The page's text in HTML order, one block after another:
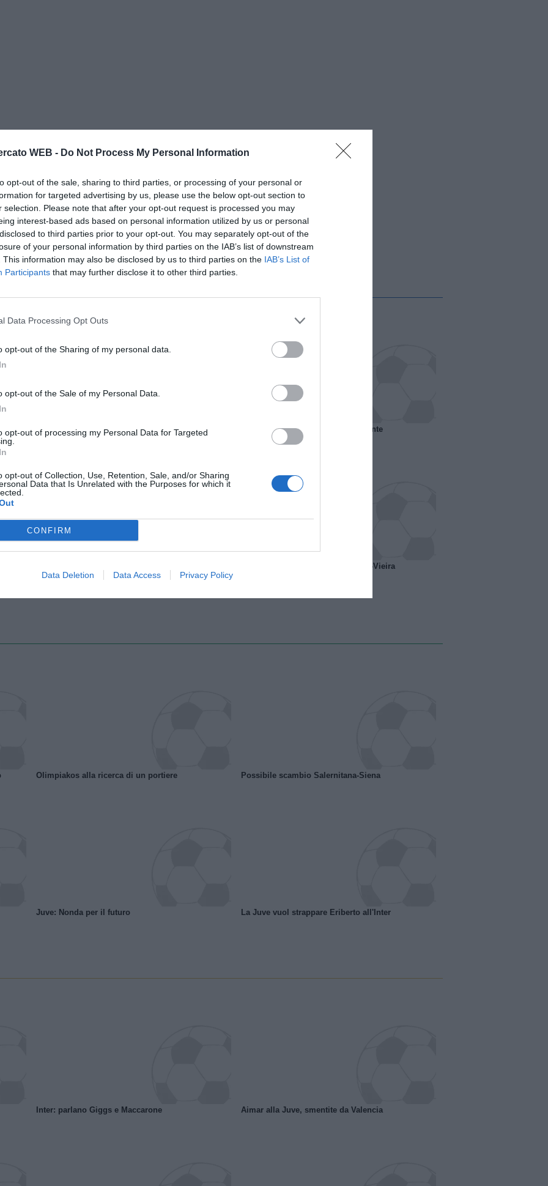
WEB - Do Not Process My Personal Information
opt-out of the sale, sharing to third parties, or processing of your personal or
for targeted advertising by us, please use the below opt-out section to
selection. Please note that after your opt-out request is processed you may
interest-based ads based on personal information utilized by us or personal
to third parties prior to your opt-out. You may separately opt-out of the
of your personal information by third parties on the IAB’s list of downstream
This information may also be disclosed by us to third parties on the IAB’s List of
Participants that may further disclose it to other third parties.
Data Processing Opt Outs
opt-out of the Sharing of my personal data.
opt-out of the Sale of my Personal Data.
opt-out of processing my Personal Data for Targeted
opt-out of Collection, Use, Retention, Sale, and/or Sharing
Data that Is Unrelated with the Purposes for which it
CONFIRM
Data Deletion Data Access Privacy Policy
Il Rayo Vallecano spinge per Zamorano Francia, il Marsiglia senza presidente
A gennaio ipotesi scambio Davids-Vieira
Olimpiakos alla ricerca di un portiere Possibile scambio Salernitana-Siena
Juve: Nonda per il futuro La Juve vuol strappare Eriberto all'Inter
Inter: parlano Giggs e Maccarone Aimar alla Juve, smentite da Valencia